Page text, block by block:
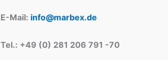
E-Mail: info@marbex.de
Tel.: +49 (0) 281 206 791 -70